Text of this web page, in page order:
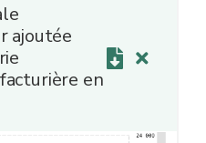
ajoutée
en